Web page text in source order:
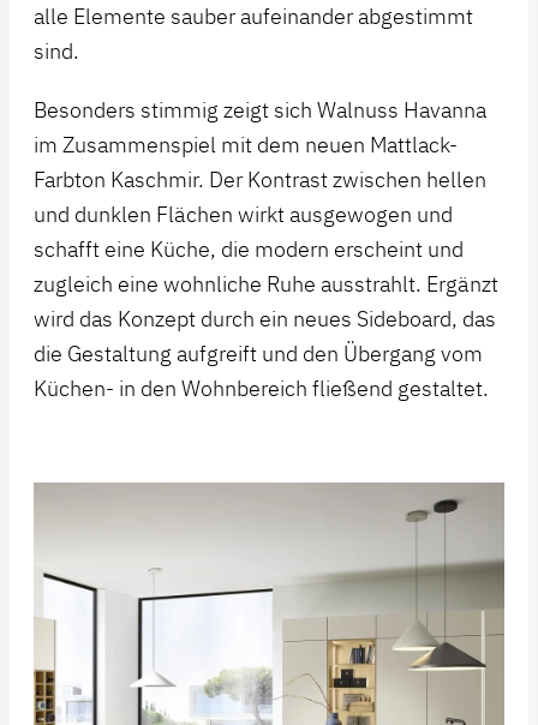
alle Elemente sauber aufeinander abgestimmt
sind.
Besonders stimmig zeigt sich Walnuss Havanna
im Zusammenspiel mit dem neuen Mattlack-
Farbton Kaschmir. Der Kontrast zwischen hellen
und dunklen Flächen wirkt ausgewogen und
schafft eine Küche, die modern erscheint und
zugleich eine wohnliche Ruhe ausstrahlt. Ergänzt
wird das Konzept durch ein neues Sideboard, das
die Gestaltung aufgreift und den Übergang vom
Küchen- in den Wohnbereich fließend gestaltet.